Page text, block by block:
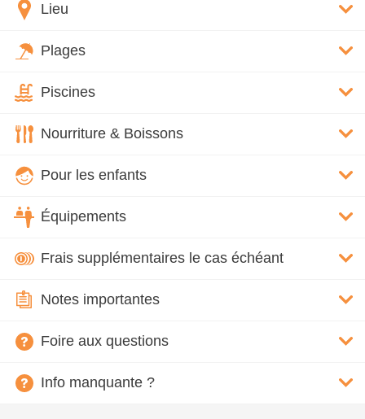
Lieu
Plages
Piscines
Nourriture & Boissons
Pour les enfants
Équipements
Frais supplémentaires le cas échéant
Notes importantes
Foire aux questions
Info manquante ?